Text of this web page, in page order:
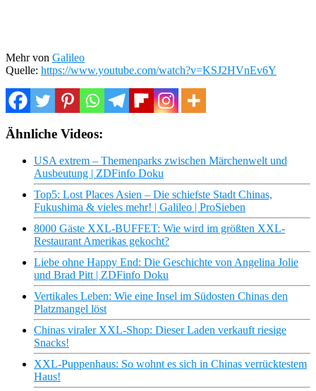
Mehr von Galileo
Quelle: https://www.youtube.com/watch?v=KSJ2HVnEv6Y
Ähnliche Videos:
USA extrem – Themenparks zwischen Märchenwelt und
Ausbeutung | ZDFinfo Doku
Top5: Lost Places Asien – Die schiefste Stadt Chinas,
Fukushima & vieles mehr! | Galileo | ProSieben
8000 Gäste XXL-BUFFET: Wie wird im größten XXL-
Restaurant Amerikas gekocht?
Liebe ohne Happy End: Die Geschichte von Angelina Jolie
und Brad Pitt | ZDFinfo Doku
Vertikales Leben: Wie eine Insel im Südosten Chinas den
Platzmangel löst
Chinas viraler XXL-Shop: Dieser Laden verkauft riesige
Snacks!
XXL-Puppenhaus: So wohnt es sich in Chinas verrücktestem
Haus!